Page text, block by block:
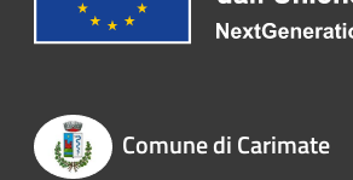
Comune di Carimate